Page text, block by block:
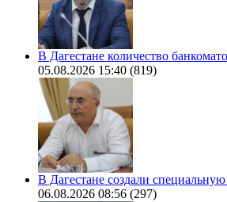
В Дагестане количество
05.08.2026 15:40 (819)
В Дагестане создали
06.08.2026 08:56 (297)